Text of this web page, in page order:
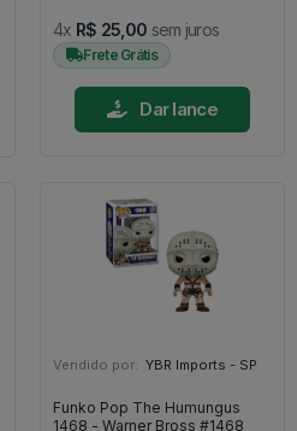
4x R$ 25,00 sem juros
Frete Grátis
Dar lance
Vendido por: YBR Imports - SP
Funko Pop The Humungus
1468 - Warner Bross #1468